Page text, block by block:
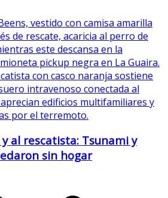
al rescatista: Tsunami y
sin hogar